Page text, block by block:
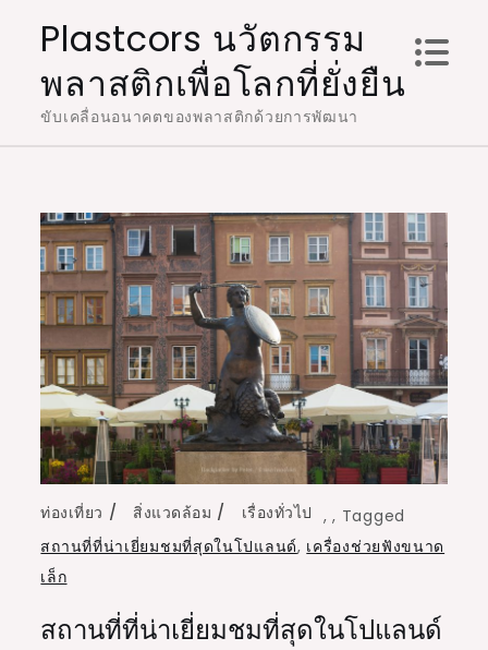
content
Plastcors นวัตกรรม
พลาสติกเพื่อโลกที่ยั่งยืน
ขับเคลื่อนอนาคตของพลาสติกด้วยการพัฒนา
ท่องเที่ยว ,
สิ่งแวดล้อม ,
เรื่องทั่วไป
Tagged
สถานที่ที่น่าเยี่ยมชมที่สุดในโปแลนด์, เครื่องช่วยฟังขนาด
เล็ก
สถานที่ที่น่าเยี่ยมชมที่สุดในโปแลนด์